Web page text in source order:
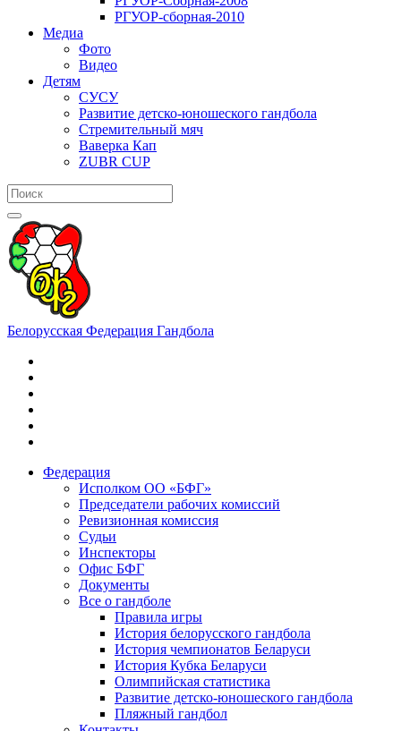
РГУОР-сборная-2010
Медиа
Фото
Видео
Детям
СУСУ
Развитие детско-юношеского гандбола
Стремительный мяч
Ваверка Кап
ZUBR CUP
Белорусская Федерация Гандбола
Федерация
Исполком ОО «БФГ»
Председатели рабочих комиссий
Ревизионная комиссия
Судьи
Инспекторы
Офис БФГ
Документы
Все о гандболе
Правила игры
История белорусского гандбола
История чемпионатов Беларуси
История Кубка Беларуси
Олимпийская статистика
Развитие детско-юношеского гандбола
Пляжный гандбол